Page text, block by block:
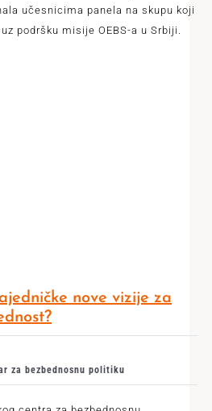
učesnicima panela na skupu koji
podršku misije OEBS-a u Srbiji.
nove vizije za
za bezbednosnu politiku